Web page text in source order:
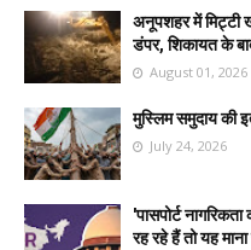
अनूपशहर में मिट्टी
डंपर, शिकायत के
August 01, 2026
मुस्लिम समुदाय की
July 24, 2026
'पासपोर्ट
रह रहे हैं तो यह